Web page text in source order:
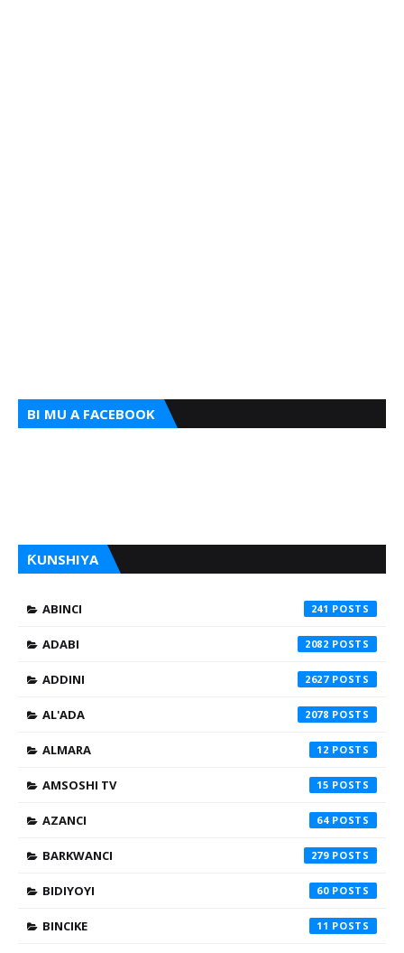
BI MU A FACEBOOK
ƘUNSHIYA
ABINCI 241
ADABI 2082
ADDINI 2627
AL'ADA 2078
ALMARA 12
AMSOSHI TV 15
AZANCI 64
BARKWANCI 279
BIDIYOYI 60
BINCIKE 11